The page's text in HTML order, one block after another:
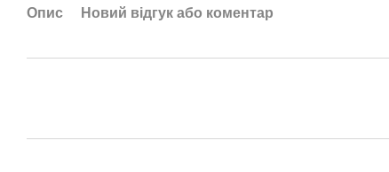
Опис Новий відгук або коментар